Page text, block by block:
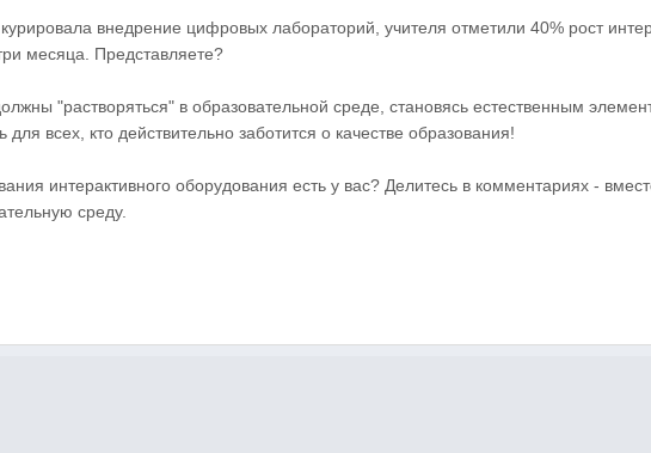
внедрение цифровых лабораторий, учителя отметили 40% рост
месяца. Представляете?
"растворяться" в образовательной среде, становясь естественным
для всех, кто действительно заботится о качестве образования!
интерактивного оборудования есть у вас? Делитесь в комментариях -
среду.